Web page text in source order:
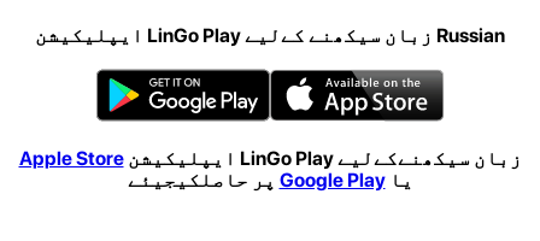
Russian زبان سیکھنے کےلیے LinGo Play ایپلیکیشن
زبان سیکھنےکےلیے LinGo Play ایپلیکیشن
Apple Store
یاGoogle Play پر حاصلکیجیئے